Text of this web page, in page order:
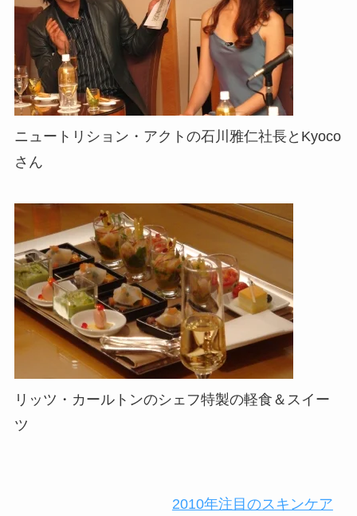
ニュートリション・アクトの石川雅仁社長とKyoco
さん
リッツ・カールトンのシェフ特製の軽食＆スイー
ツ
2010年注目のスキンケア